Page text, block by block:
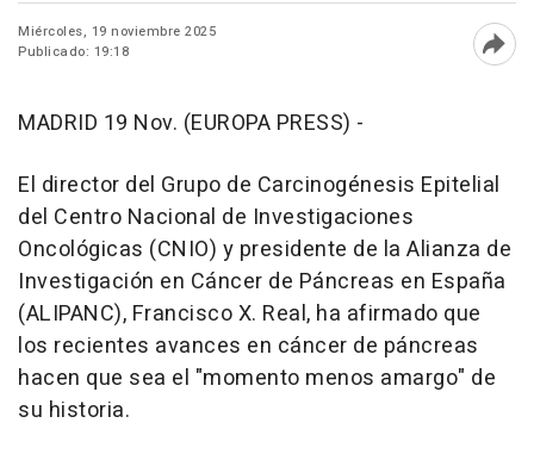
Miércoles, 19 noviembre 2025
Publicado: 19:18
MADRID 19 Nov. (EUROPA PRESS) -
El director del Grupo de Carcinogénesis Epitelial
del Centro Nacional de Investigaciones
Oncológicas (CNIO) y presidente de la Alianza de
Investigación en Cáncer de Páncreas en España
(ALIPANC), Francisco X. Real, ha afirmado que
los recientes avances en cáncer de páncreas
hacen que sea el "momento menos amargo" de
su historia.